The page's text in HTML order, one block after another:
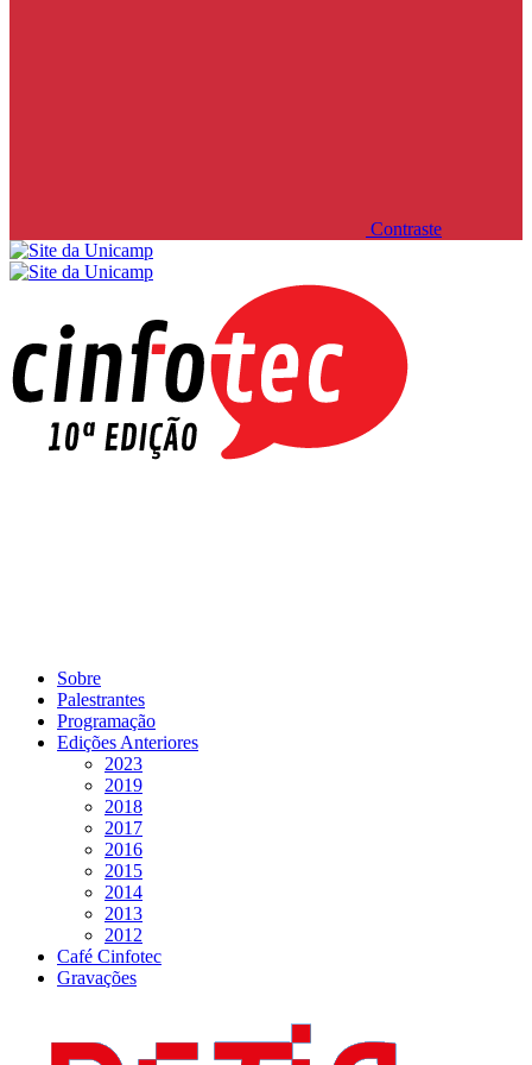
Contraste
Sobre
Palestrantes
Programação
Edições Anteriores
2023
2019
2018
2017
2016
2015
2014
2013
2012
Café Cinfotec
Gravações